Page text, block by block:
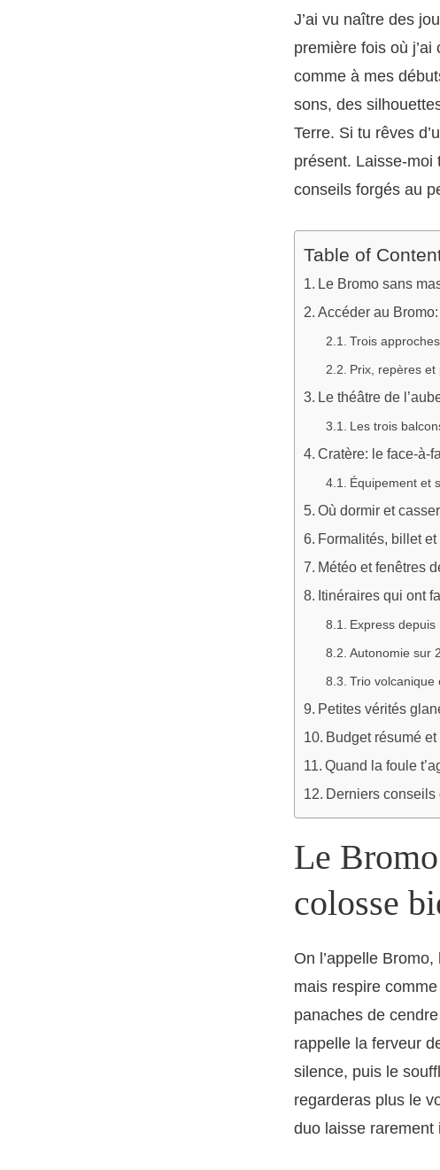
J’ai vu naître des
première fois où j’ai
comme à mes
sons, des
Terre. Si tu rêves
présent. Laisse-moi
conseils forgés au
Table of
Le Bromo sans
Accéder au
Trois
Prix, repères et
Le théâtre de
Les trois
Cratère: le face-à-
Équipement et
Où dormir et
Formalités, billet
Météo et fenêtres
Itinéraires qui ont
Express
Autonomie sur
Trio volcanique
Petites vérités
Budget résumé
Quand la foule
Derniers conseils
Le
colosse
On l’appelle
mais respire
panaches de
rappelle la ferveur
silence, puis le
regarderas plus le
duo laisse rarement